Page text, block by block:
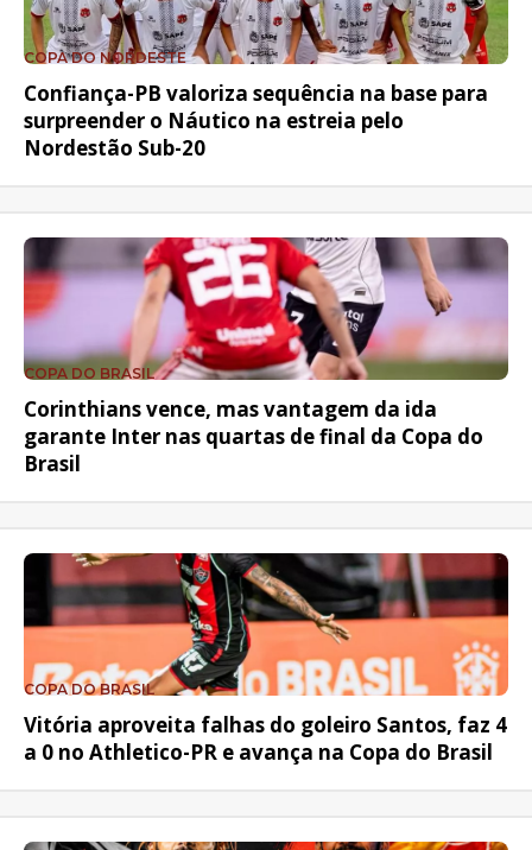
COPA DO NORDESTE
Confiança-PB valoriza sequência na base para
surpreender o Náutico na estreia pelo
Nordestão Sub-20
COPA DO BRASIL
Corinthians vence, mas vantagem da ida
garante Inter nas quartas de final da Copa do
Brasil
COPA DO BRASIL
Vitória aproveita falhas do goleiro Santos, faz 4
a 0 no Athletico-PR e avança na Copa do Brasil